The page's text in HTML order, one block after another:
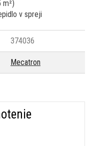
m²)
v spreji
374036
Mecatron